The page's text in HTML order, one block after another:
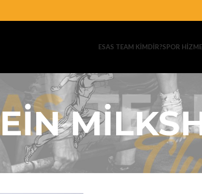
ESAS TEAM KIMDIR?SPOR